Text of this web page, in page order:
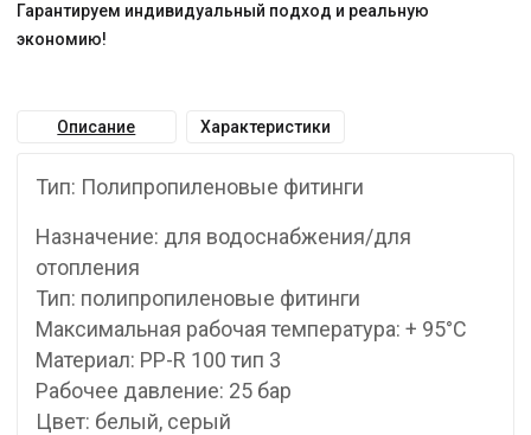
Гарантируем индивидуальный подход и реальную
экономию!
Описание Характеристики
Тип: Полипропиленовые фитинги
Назначение: для водоснабжения/для
отопления
Тип: полипропиленовые фитинги
Максимальная рабочая температура: + 95°С
Материал: PP-R 100 тип 3
Рабочее давление: 25 бар
Цвет: белый, серый